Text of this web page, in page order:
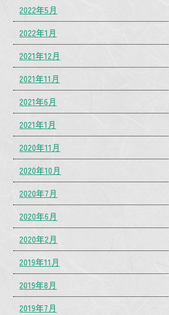
2022年5月
2022年1月
2021年12月
2021年11月
2021年6月
2021年1月
2020年11月
2020年10月
2020年7月
2020年6月
2020年2月
2019年11月
2019年8月
2019年7月